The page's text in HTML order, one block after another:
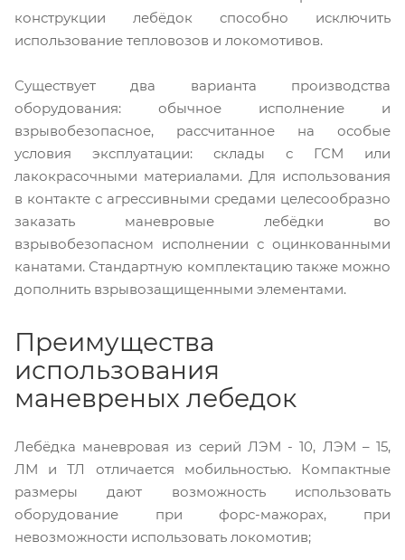
конструкции лебёдок способно исключить
использование тепловозов и локомотивов.
Существует два варианта производства
оборудования: обычное исполнение и
взрывобезопасное, рассчитанное на особые
условия эксплуатации: склады с ГСМ или
лакокрасочными материалами. Для использования
в контакте с агрессивными средами целесообразно
заказать маневровые лебёдки во
взрывобезопасном исполнении с оцинкованными
канатами. Стандартную комплектацию также можно
дополнить взрывозащищенными элементами.
Преимущества
использования
маневреных лебедок
Лебёдка маневровая из серий ЛЭМ - 10, ЛЭМ – 15,
ЛМ и ТЛ отличается мобильностью. Компактные
размеры дают возможность использовать
оборудование при форс-мажорах, при
невозможности использовать локомотив;